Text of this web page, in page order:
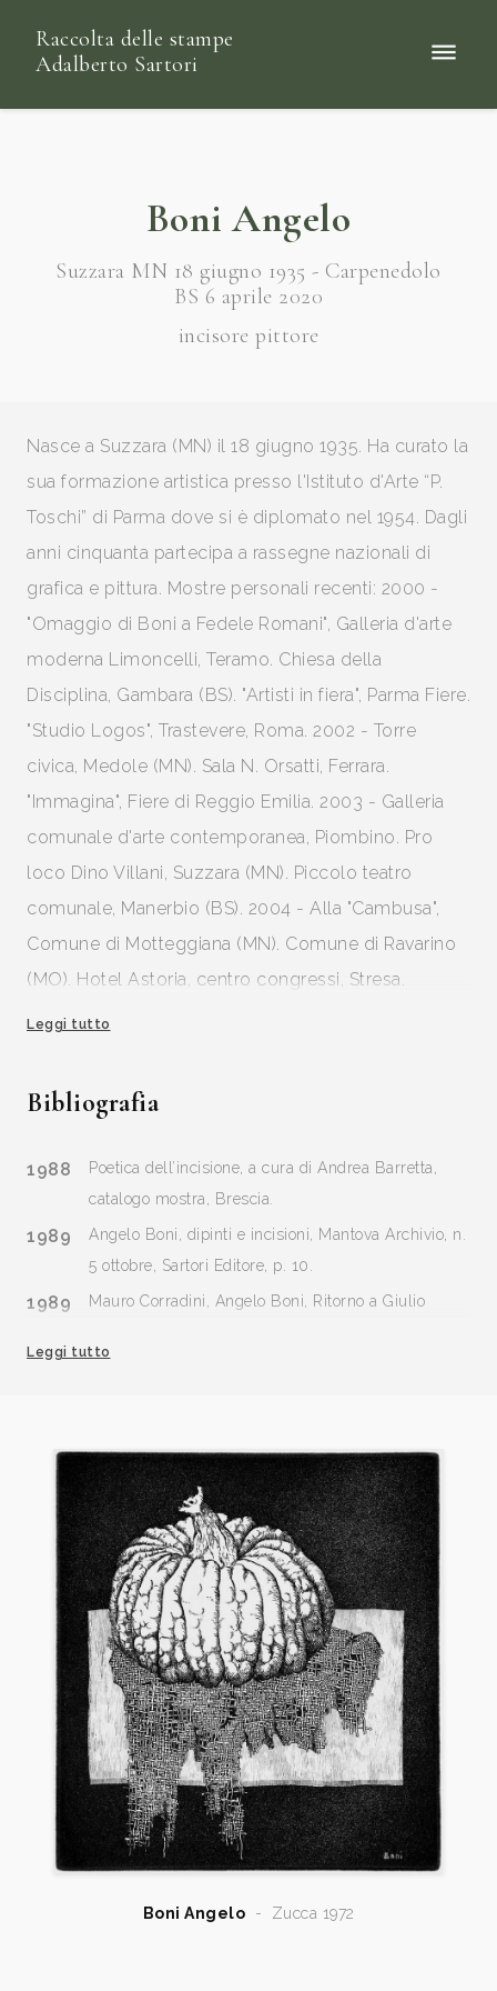
Raccolta delle stampe
Adalberto Sartori
Boni Angelo
Suzzara MN 18 giugno 1935 - Carpenedolo
BS 6 aprile 2020
incisore pittore
Nasce a Suzzara (MN) il 18 giugno 1935. Ha curato la
sua formazione artistica presso l'Istituto d'Arte “P.
Toschi” di Parma dove si è diplomato nel 1954. Dagli
anni cinquanta partecipa a rassegne nazionali di
grafica e pittura. Mostre personali recenti: 2000 -
"Omaggio di Boni a Fedele Romani", Galleria d'arte
moderna Limoncelli, Teramo. Chiesa della
Disciplina, Gambara (BS). "Artisti in fiera", Parma Fiere.
"Studio Logos", Trastevere, Roma. 2002 - Torre
civica, Medole (MN). Sala N. Orsatti, Ferrara.
"Immagina", Fiere di Reggio Emilia. 2003 - Galleria
comunale d'arte contemporanea, Piombino. Pro
loco Dino Villani, Suzzara (MN). Piccolo teatro
comunale, Manerbio (BS). 2004 - Alla "Cambusa",
Comune di Motteggiana (MN). Comune di Ravarino
(MO). Hotel Astoria, centro congressi, Stresa.
Galleria "Arte amici", Calvisano (BS). Agriturismo "Val
presso "Palazzo Laffranchi", Comune di
Carpenedolo (BS). "Oltre lo sguardo" Banca
Agrobresciano, Comune di Ghedi (BS).
Leggi tutto
Bibliografia
1988
Poetica dell’incisione, a cura di Andrea Barretta,
catalogo mostra, Brescia.
1989
Angelo Boni, dipinti e incisioni, Mantova Archivio, n.
5 ottobre, Sartori Editore, p. 10.
1989
Mauro Corradini, Angelo Boni, Ritorno a Giulio
Editore, p. 11.
lug-ago, Sartori Editore, p. 12.
1991
L’incisione originale italiana. Novità e prezzi ,
Mantova, Archivio, n. 5 maggio, Sartori Editore, p.
24. n. 6 giugno, p. 28.
1991
Adalberto Sartori, Tutta l’Opera grafica di Angelo
Boni, Mantova, Archivio, n. 8 ottobre, Sartori Editore,
p. 27, 28 (p.1/4); Mantova, Archivio, n. 9 novembre,
Sartori Editore, p. 27, 28 (p.5/8). Mantova, Archivio,
n. 10 dicembre, Sartori Editore, p. 29, 30 (p.9/12).
1992
Adalberto Sartori, Tutta l’Opera grafica di Angelo
Boni, Mantova, Archivio, n. 1 gennaio, Sartori
Editore, p. 27, 28, 29, 30 (p.13/20). n. 2 febbraio, pp.
29, 30. n. 3 marzo, pp. 29, 30. n. 4 aprile, pp. 29,
Il sentimento delle cose, un percorso della grafica
Leggi tutto
Boni Angelo - Zucca 1972